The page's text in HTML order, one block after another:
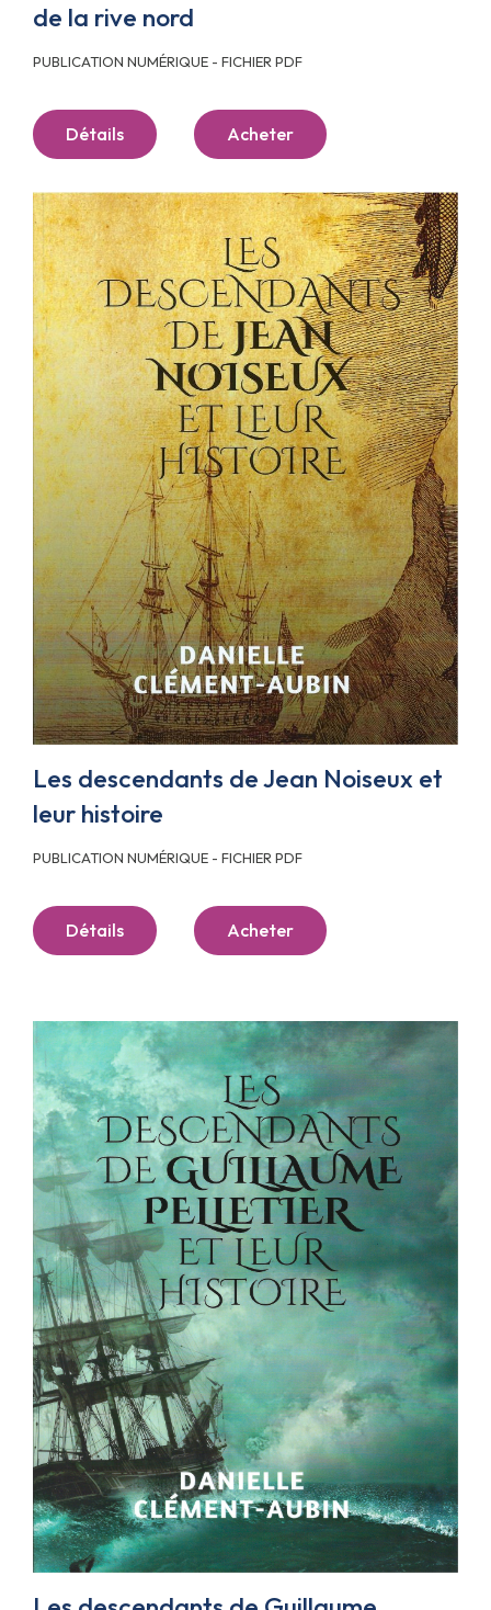
de la rive nord
PUBLICATION NUMÉRIQUE - FICHIER PDF
Détails Acheter
Les descendants de Jean Noiseux et
leur histoire
PUBLICATION NUMÉRIQUE - FICHIER PDF
Détails Acheter